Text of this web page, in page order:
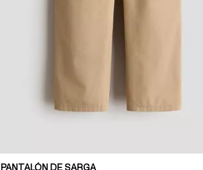
PANTALÓN DE SARGA